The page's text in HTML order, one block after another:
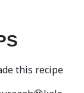
this recipe